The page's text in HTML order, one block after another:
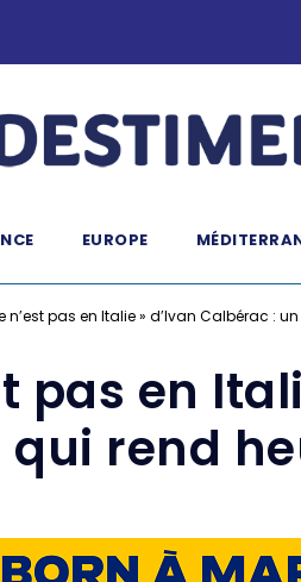
EUROPE
n’est pas en Italie » d’Ivan Calbérac :
pas en
rend